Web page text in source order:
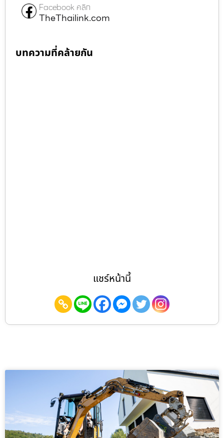
Facebook คลิก
TheThailink.com
บทความที่คล้ายกัน
แชร์หน้านี้